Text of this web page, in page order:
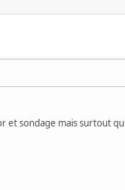
sondage mais surtout